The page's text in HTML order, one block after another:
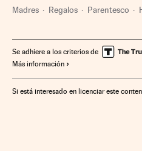
Madres Regalos Parentesco
Se adhiere a los criterios de
Más información
Si está interesado en licenciar este